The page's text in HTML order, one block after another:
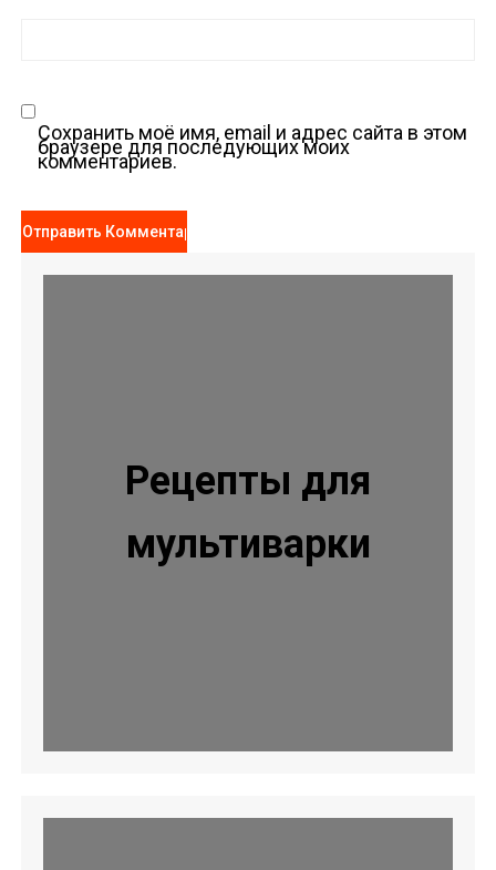
Сохранить моё имя, email и адрес сайта в этом
браузере для последующих моих
комментариев.
Рецепты для
мультиварки